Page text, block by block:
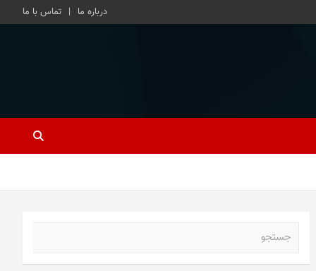
درباره ما تماس با ما